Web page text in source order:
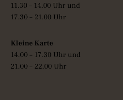
11.30 – 14.00 Uhr und
17.30 – 21.00 Uhr
Kleine Karte
14.00 – 17.30 Uhr und
21.00 – 22.00 Uhr